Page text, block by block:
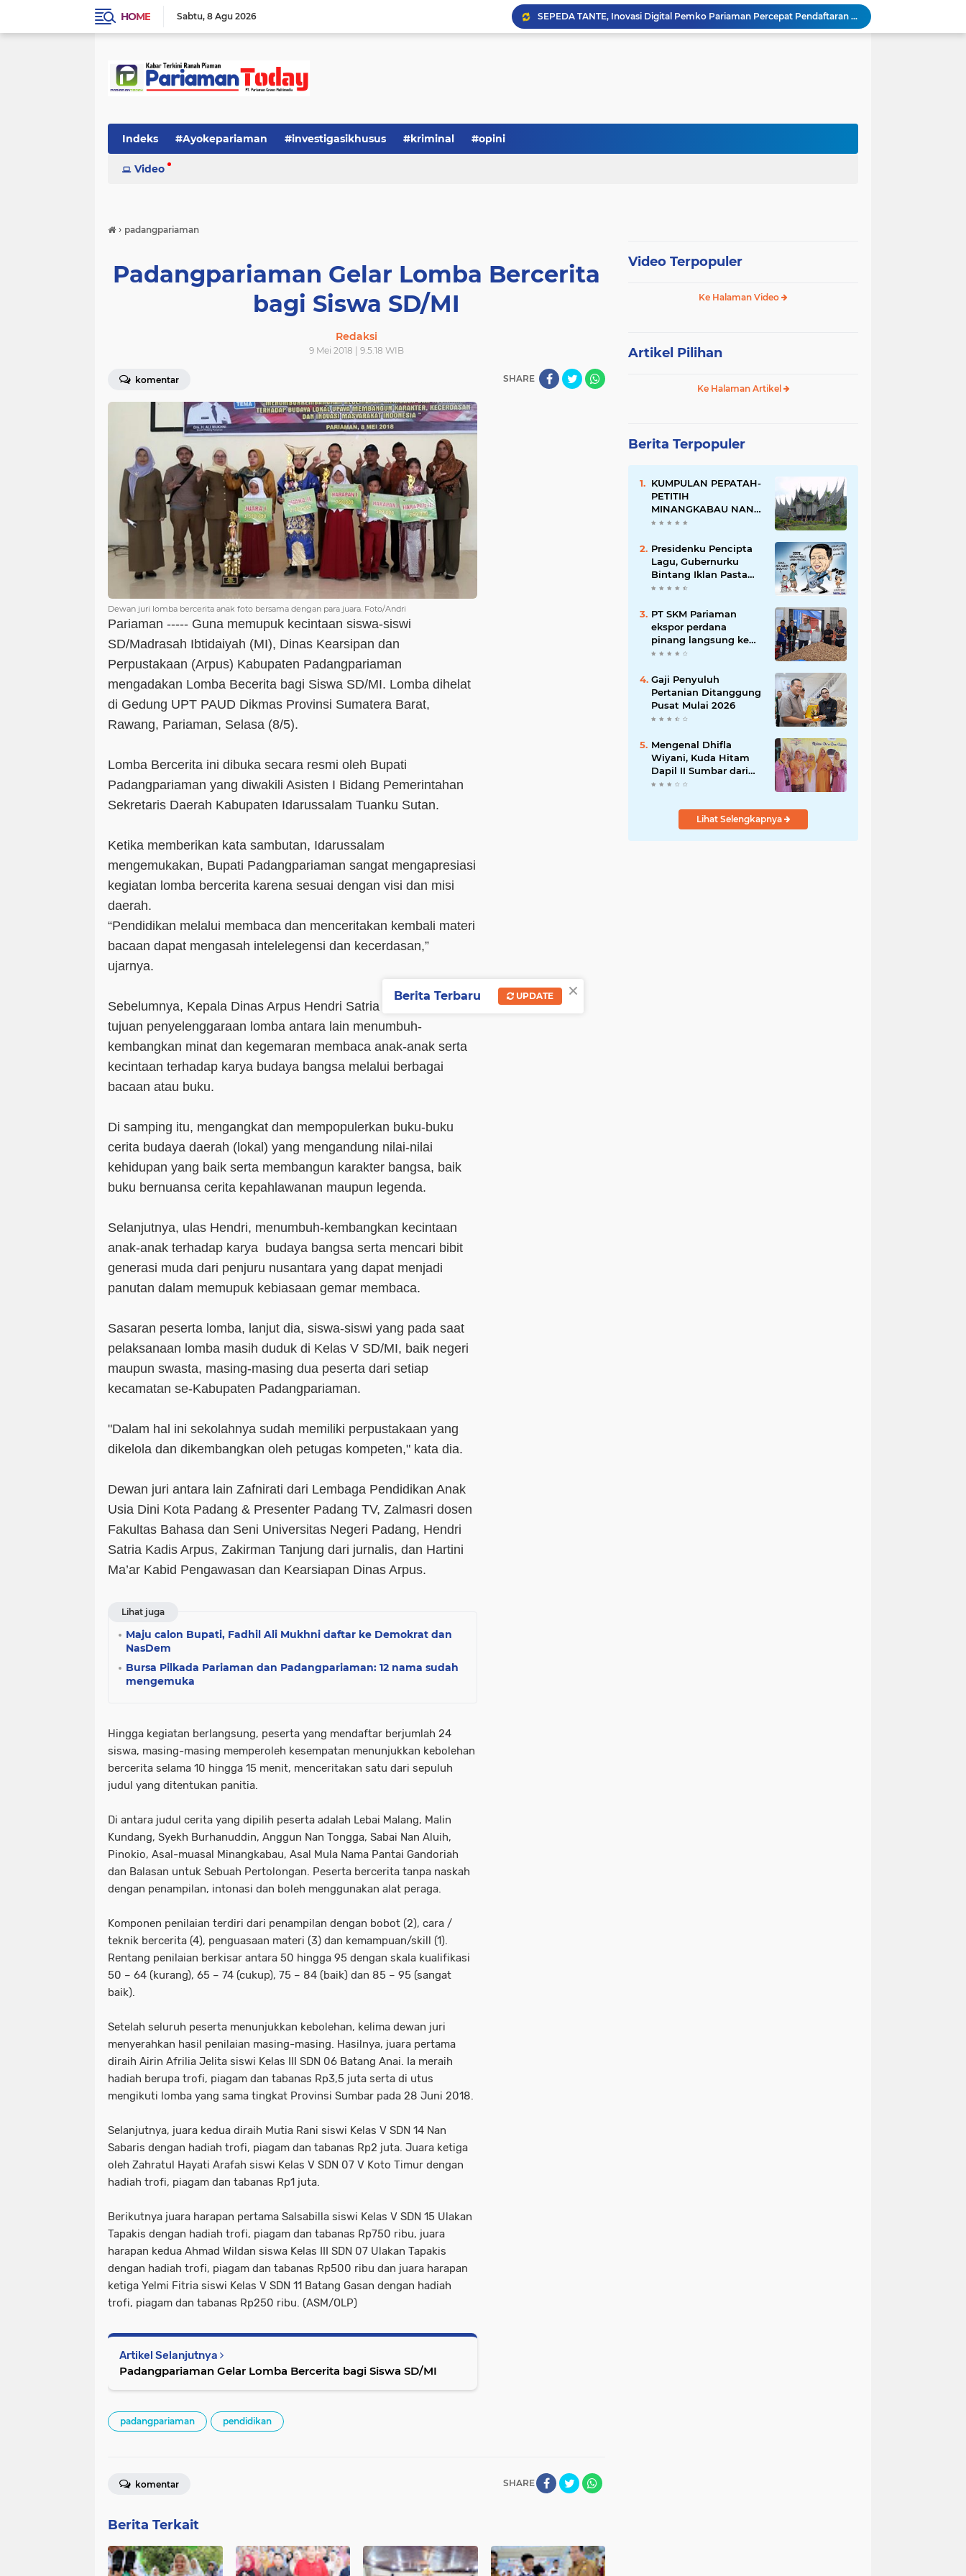
HOME Sabtu 8 Agu 2026
SEPEDA TANTE, Inovasi Digital Pemko Pariaman Percepat Pendaftaran Tanda Tangan Elektronik
Tingkatkan Mutu Pelayanan, Pemko Pariaman Gandeng RSUP Dr. M. Djamil Padang
Pemkot Pariaman Mulai Pusdiklat Paskibraka 2026, Wali Kota Tekankan Pentingnya Disiplin
Indeks #Ayokepariaman #investigasikhusus #kriminal #opini
Video
› padangpariaman
Padangpariaman Gelar Lomba Bercerita
bagi Siswa SD/MI
Redaksi
9 Mei 2018 | 9.5.18 WIB
komentar SHARE
Dewan juri lomba bercerita anak foto bersama dengan para juara. Foto/Andri
Pariaman ----- Guna memupuk kecintaan siswa-siswi
SD/Madrasah Ibtidaiyah (MI), Dinas Kearsipan dan
Perpustakaan (Arpus) Kabupaten Padangpariaman
mengadakan Lomba Becerita bagi Siswa SD/MI. Lomba dihelat
di Gedung UPT PAUD Dikmas Provinsi Sumatera Barat,
Rawang, Pariaman, Selasa (8/5).
Lomba Bercerita ini dibuka secara resmi oleh Bupati
Padangpariaman yang diwakili Asisten I Bidang Pemerintahan
Sekretaris Daerah Kabupaten Idarussalam Tuanku Sutan.
Ketika memberikan kata sambutan, Idarussalam
mengemukakan, Bupati Padangpariaman sangat mengapresiasi
kegiatan lomba bercerita karena sesuai dengan visi dan misi
daerah.
“Pendidikan melalui membaca dan menceritakan kembali materi
bacaan dapat mengasah intelelegensi dan kecerdasan,”
ujarnya.
Sebelumnya, Kepala Dinas Arpus Hendri Satria menyebut,
tujuan penyelenggaraan lomba antara lain menumbuh-
kembangkan minat dan kegemaran membaca anak-anak serta
kecintaan terhadap karya budaya bangsa melalui berbagai
bacaan atau buku.
Di samping itu, mengangkat dan mempopulerkan buku-buku
cerita budaya daerah (lokal) yang mengandung nilai-nilai
kehidupan yang baik serta membangun karakter bangsa, baik
buku bernuansa cerita kepahlawanan maupun legenda.
Selanjutnya, ulas Hendri, menumbuh-kembangkan kecintaan
anak-anak terhadap karya budaya bangsa serta mencari bibit
generasi muda dari penjuru nusantara yang dapat menjadi
panutan dalam memupuk kebiasaan gemar membaca.
Sasaran peserta lomba, lanjut dia, siswa-siswi yang pada saat
pelaksanaan lomba masih duduk di Kelas V SD/MI, baik negeri
maupun swasta, masing-masing dua peserta dari setiap
kecamatan se-Kabupaten Padangpariaman.
"Dalam hal ini sekolahnya sudah memiliki perpustakaan yang
dikelola dan dikembangkan oleh petugas kompeten," kata dia.
Dewan juri antara lain Zafnirati dari Lembaga Pendidikan Anak
Usia Dini Kota Padang & Presenter Padang TV, Zalmasri dosen
Fakultas Bahasa dan Seni Universitas Negeri Padang, Hendri
Satria Kadis Arpus, Zakirman Tanjung dari jurnalis, dan Hartini
Ma’ar Kabid Pengawasan dan Kearsiapan Dinas Arpus.
Lihat juga
Maju calon Bupati, Fadhil Ali Mukhni daftar ke Demokrat dan
NasDem
Bursa Pilkada Pariaman dan Padangpariaman: 12 nama sudah
mengemuka
Hingga kegiatan berlangsung, peserta yang mendaftar berjumlah 24
siswa, masing-masing memperoleh kesempatan menunjukkan kebolehan
bercerita selama 10 hingga 15 menit, menceritakan satu dari sepuluh
judul yang ditentukan panitia.
Di antara judul cerita yang dipilih peserta adalah Lebai Malang, Malin
Kundang, Syekh Burhanuddin, Anggun Nan Tongga, Sabai Nan Aluih,
Pinokio, Asal-muasal Minangkabau, Asal Mula Nama Pantai Gandoriah
dan Balasan untuk Sebuah Pertolongan. Peserta bercerita tanpa naskah
dengan penampilan, intonasi dan boleh menggunakan alat peraga.
Komponen penilaian terdiri dari penampilan dengan bobot (2), cara /
teknik bercerita (4), penguasaan materi (3) dan kemampuan/skill (1).
Rentang penilaian berkisar antara 50 hingga 95 dengan skala kualifikasi
50 – 64 (kurang), 65 – 74 (cukup), 75 – 84 (baik) dan 85 – 95 (sangat
baik).
Setelah seluruh peserta menunjukkan kebolehan, kelima dewan juri
menyerahkan hasil penilaian masing-masing. Hasilnya, juara pertama
diraih Airin Afrilia Jelita siswi Kelas III SDN 06 Batang Anai. Ia meraih
hadiah berupa trofi, piagam dan tabanas Rp3,5 juta serta di utus
mengikuti lomba yang sama tingkat Provinsi Sumbar pada 28 Juni 2018.
Selanjutnya, juara kedua diraih Mutia Rani siswi Kelas V SDN 14 Nan
Sabaris dengan hadiah trofi, piagam dan tabanas Rp2 juta. Juara ketiga
oleh Zahratul Hayati Arafah siswi Kelas V SDN 07 V Koto Timur dengan
hadiah trofi, piagam dan tabanas Rp1 juta.
Berikutnya juara harapan pertama Salsabilla siswi Kelas V SDN 15 Ulakan
Tapakis dengan hadiah trofi, piagam dan tabanas Rp750 ribu, juara
harapan kedua Ahmad Wildan siswa Kelas III SDN 07 Ulakan Tapakis
dengan hadiah trofi, piagam dan tabanas Rp500 ribu dan juara harapan
ketiga Yelmi Fitria siswi Kelas V SDN 11 Batang Gasan dengan hadiah
trofi, piagam dan tabanas Rp250 ribu. (ASM/OLP)
Artikel Selanjutnya
Padangpariaman Gelar Lomba Bercerita bagi Siswa SD/MI
padangpariaman pendidikan
SHARE
komentar
Berita Terkait
Video Terpopuler
Ke Halaman Video
Artikel Pilihan
Ke Halaman Artikel
Berita Terpopuler
KUMPULAN PEPATAH-
PETITIH
MINANGKABAU NAN
ELOK
Presidenku Pencipta
Lagu, Gubernurku
Bintang Iklan Pasta
Gigi
PT SKM Pariaman
ekspor perdana
pinang langsung ke
India
Gaji Penyuluh
Pertanian Ditanggung
Pusat Mulai 2026
Mengenal Dhifla
Wiyani, Kuda Hitam
Dapil II Sumbar dari
Golkar
Lihat Selengkapnya
×
Berita Terbaru UPDATE